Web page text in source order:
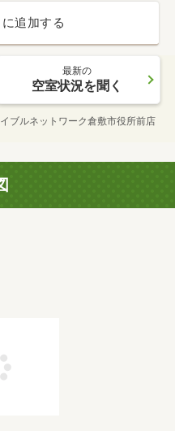
追加する
最新の
空室状況を聞く
ブルネットワーク倉敷市役所前店